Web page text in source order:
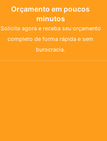
Orçamento em poucos
minutos
Solicite agora e receba seu orçamento
completo de forma rápida e sem
burocracia.